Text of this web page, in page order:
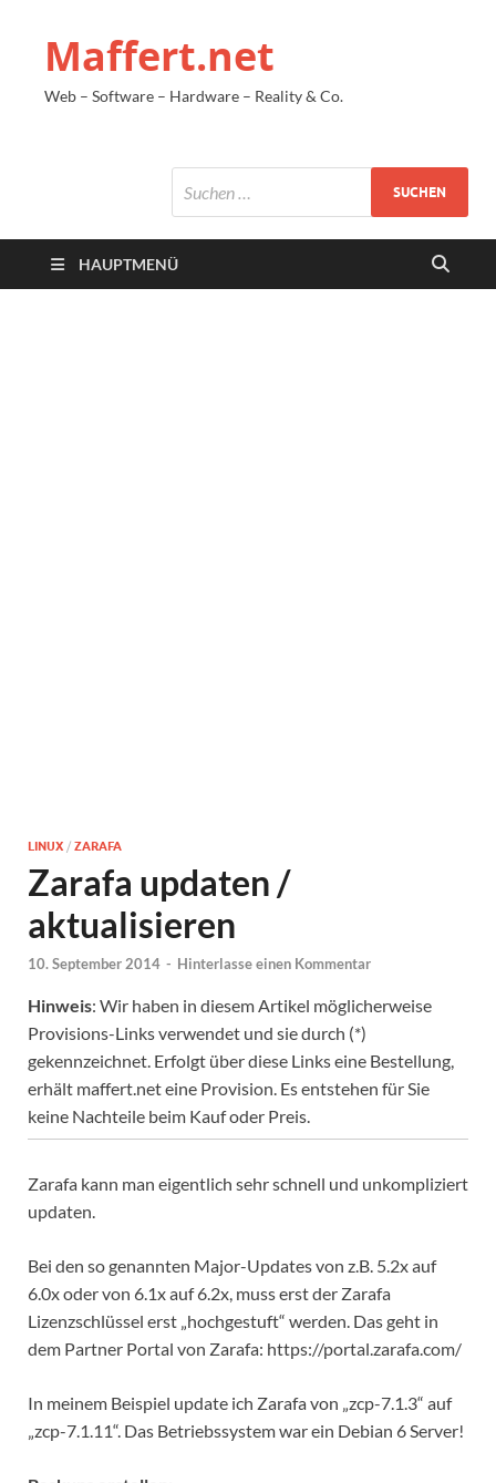
Maffert.net
Web – Software – Hardware – Reality & Co.
HAUPTMENÜ
LINUX / ZARAFA
Zarafa updaten /
aktualisieren
10. September 2014 - Hinterlasse einen Kommentar
Hinweis: Wir haben in diesem Artikel möglicherweise
Provisions-Links verwendet und sie durch (*)
gekennzeichnet. Erfolgt über diese Links eine Bestellung,
erhält maffert.net eine Provision. Es entstehen für Sie
keine Nachteile beim Kauf oder Preis.
Zarafa kann man eigentlich sehr schnell und unkompliziert
updaten.
Bei den so genannten Major-Updates von z.B. 5.2x auf
6.0x oder von 6.1x auf 6.2x, muss erst der Zarafa
Lizenzschlüssel erst „hochgestuft“ werden. Das geht in
dem Partner Portal von Zarafa: https://portal.zarafa.com/
In meinem Beispiel update ich Zarafa von „zcp-7.1.3“ auf
„zcp-7.1.11“. Das Betriebssystem war ein Debian 6 Server!